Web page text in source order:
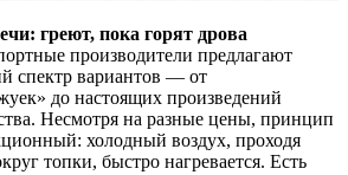
греют, пока горят дрова
производители предлагают
спектр вариантов — от
до настоящих произведений
Несмотря на разные цены, принцип
холодный воздух, проходя
топки, быстро нагревается. Есть